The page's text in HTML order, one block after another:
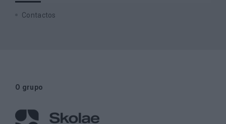
Contactos
O grupo